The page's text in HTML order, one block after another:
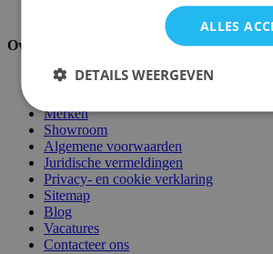
Palletopslag & Fulfilment
Over ons
Over ons
Merken
Showroom
Algemene voorwaarden
Juridische vermeldingen
Privacy- en cookie verklaring
Sitemap
Blog
Vacatures
Contacteer ons
ALLES
DETAILS WEERGEVEN